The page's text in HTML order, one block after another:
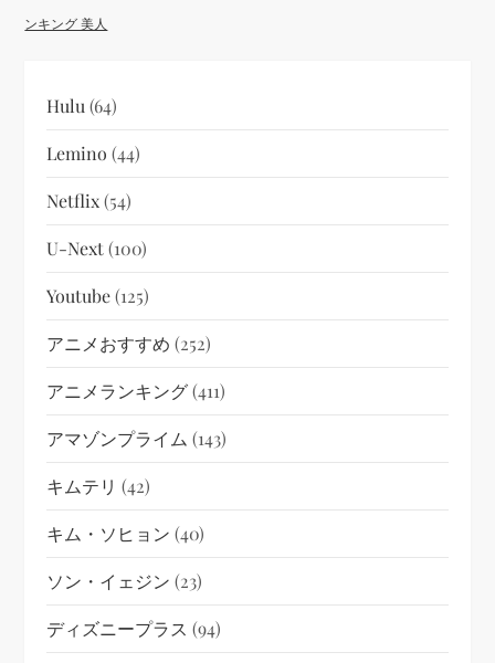
ンキング 美人
Hulu (64)
Lemino (44)
Netflix(54)
U-Next(100)
Youtube(125)
アニメおすすめ (252)
アニメランキング(411)
アマゾンプライム (143)
キムテリ (42)
キム・ソヒョン (40)
ソン・イェジン (23)
ディズニープラス (94)